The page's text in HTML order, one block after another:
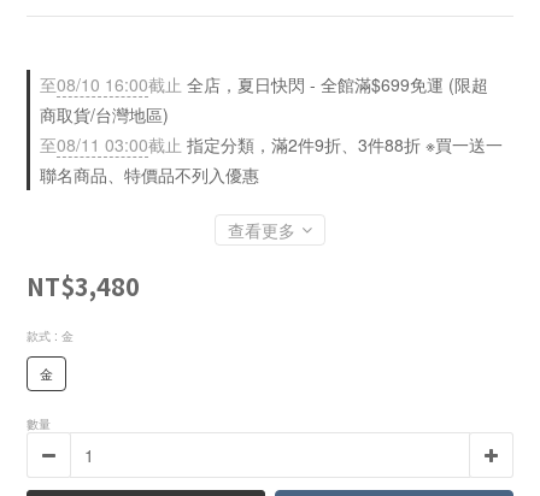
至08/10 16:00截止 全店，夏日快閃 - 全館滿$699免運 (限超
商取貨/台灣地區)
至08/11 03:00截止 指定分類，滿2件9折、3件88折 ※買一送一
聯名商品、特價品不列入優惠
查看更多
NT$3,480
款式 : 金
金
數量